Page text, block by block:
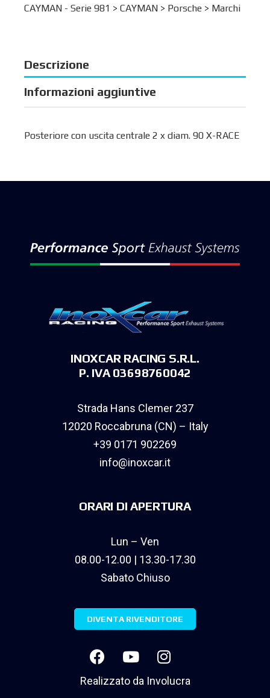
CAYMAN - Serie 981 > CAYMAN > Porsche > Marchi
Descrizione
Informazioni aggiuntive
Posteriore con uscita centrale 2 x diam. 90 X-RACE
INOXCAR RACING S.R.L.
P. IVA 03698760042
Strada Hans Clemer 237
12020 Roccabruna (CN) – Italy
+39 0171 902269
info@inoxcar.it
ORARI DI APERTURA
Lun – Ven
08.00-12.00 | 13.30-17.30
Sabato Chiuso
DIVENTA RIVENDITORE
Realizzato da Involucra